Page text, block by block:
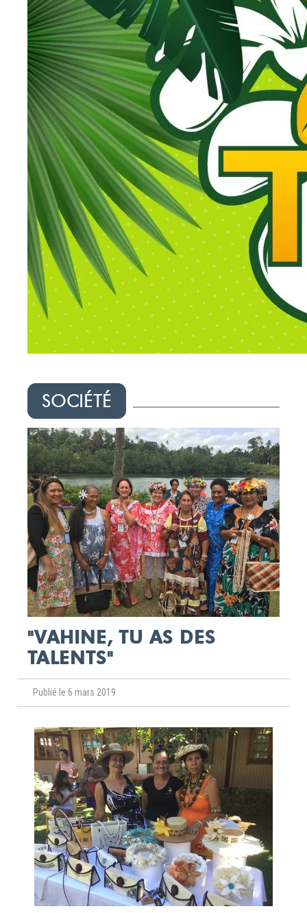
SOCIÉTÉ
"VAHINE, TU AS DES
TALENTS"
Publié le 6 mars 2019